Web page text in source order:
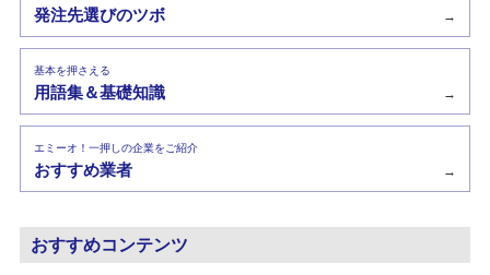
発注先選びのツボ →
基本を押さえる
用語集＆基礎知識 →
エミーオ！一押しの企業をご紹介
おすすめ業者 →
おすすめコンテンツ